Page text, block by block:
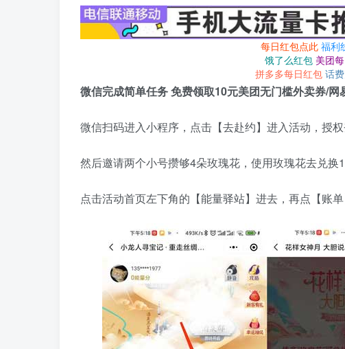
每日红包点此 福利
饿了么红包 美团
拼多多每日红包 话
微信完成简单任务 免费领取10元美团无门槛外卖券/网
微信扫码进入小程序，点击【去赴约】进入活动，授
然后邀请两个小号攒够4朵玫瑰花，使用玫瑰花去兑换
点击活动首页左下角的【能量驿站】进去，再点【账